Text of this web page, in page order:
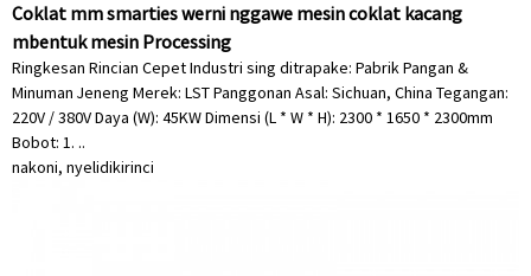
Coklat mm smarties werni nggawe mesin coklat kacang
mbentuk mesin Processing
Ringkesan Rincian Cepet Industri sing ditrapake: Pabrik Pangan &
Minuman Jeneng Merek: LST Panggonan Asal: Sichuan, China Tegangan:
220V / 380V Daya (W): 45KW Dimensi (L * W * H): 2300 * 1650 * 2300mm
Bobot: 1. ..
nakoni, nyelidikirinci